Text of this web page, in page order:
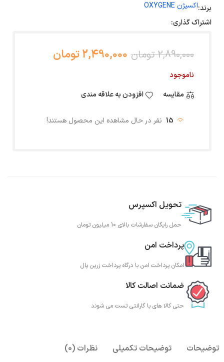
برند:اکسیژن OXYGENE
اشتراک گذاری:
2,890,000 تومان 2,490,000 تومان
ناموجود
مقایسه
افزودن به علاقه مندی
15 نفر در حال مشاهده این محصول هستند!
تحویل اکسپرس
حمل رایگان سفارشات بالای 10 میلیون تومان
پرداخت امن
امکان پرداخت امن با درگاه پرداخت زرین پال
ضمانت اصالت کالا
حتی کالا های با گارانتی تست می شوند
توضیحات توضیحات تکمیلی نظرات (0)